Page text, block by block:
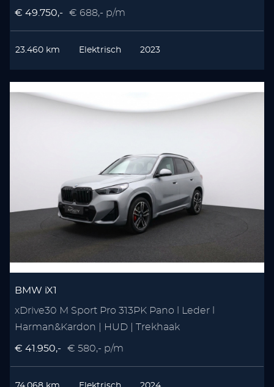
€ 49.750,- € 688,- p/m
23.460 km Elektrisch 2023
BMW iX1
xDrive30 M Sport Pro 313PK Pano l Leder l
Harman&Kardon | HUD | Trekhaak
€ 41.950,- € 580,- p/m